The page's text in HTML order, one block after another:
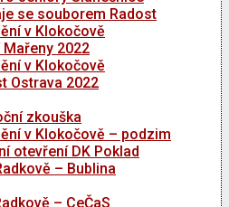
se souborem Radost
v Klokočově
Mařeny 2022
v Klokočově
Ostrava 2022
zkouška
v Klokočově – podzim
otevření DK Poklad
– Bublina
– CeČaS